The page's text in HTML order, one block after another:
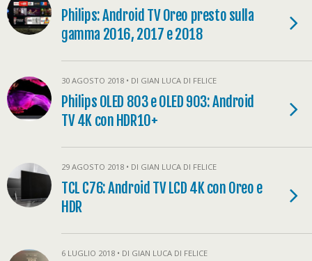
Philips: Android TV Oreo presto sulla
gamma 2016, 2017 e 2018
30 AGOSTO 2018 • DI GIAN LUCA DI FELICE
Philips OLED 803 e OLED 903: Android
TV 4K con HDR10+
29 AGOSTO 2018 • DI GIAN LUCA DI FELICE
TCL C76: Android TV LCD 4K con Oreo e
HDR
6 LUGLIO 2018 • DI GIAN LUCA DI FELICE